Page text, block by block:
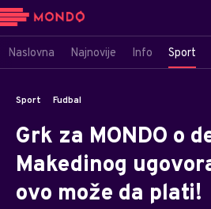
Naslovna Najnovije Info Sport
Sport Fudbal
Grk za MONDO o
Makedinog
ovo može da plati!